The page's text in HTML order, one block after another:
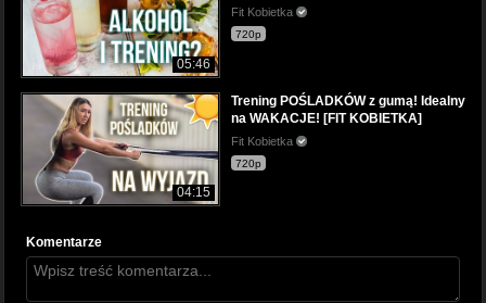
05:46
Fit Kobietka
720p
04:15
Trening POŚLADKÓW z gumą! Idealny
na WAKACJE! [FIT KOBIETKA]
Fit Kobietka
720p
Komentarze